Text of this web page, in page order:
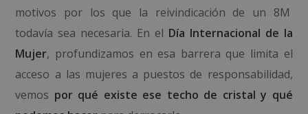
motivos por los que la reivindicación de un 8M
todavía sea necesaria. En el Día Internacional de la
Mujer, profundizamos en esa barrera que limita el
acceso a las mujeres a puestos de responsabilidad,
vemos por qué existe ese techo de cristal y qué